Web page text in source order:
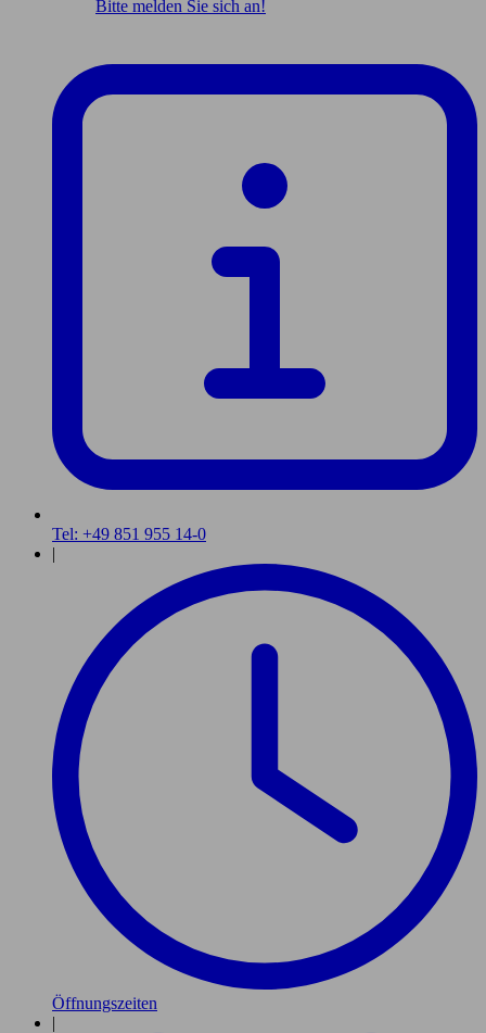
Bitte melden Sie sich an!
Tel: +49 851 955 14-0
|
Öffnungszeiten
|